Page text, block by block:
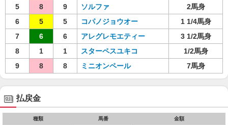
5
8 9 ソルファ
2馬身
6
5 5 コパノジョウオー
1 1/4馬身
7
6 6 アレグレモエティー
3 1/2馬身
8
1 1 スターペスユキコ
1/2馬身
9
8 8 ミニオンペール 7馬身
払戻金
種類 馬番 金額